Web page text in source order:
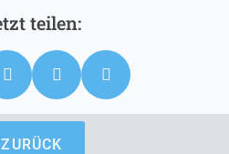
ZURÜCK